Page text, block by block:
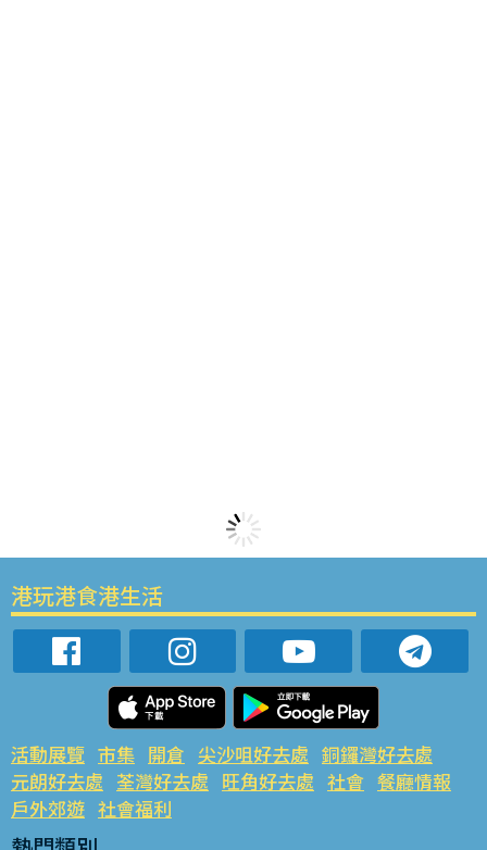
港玩港食港生活
活動展覽 市集 開倉 尖沙咀好去處 銅鑼灣好去處
元朗好去處 荃灣好去處 旺角好去處 社會 餐廳情報
戶外郊遊 社會福利